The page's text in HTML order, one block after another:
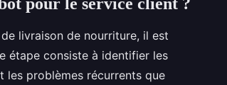
livraison de nourriture, il est
étape consiste à identifier les
les problèmes récurrents que